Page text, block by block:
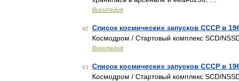
Википедия
92 Список космических запусков СССР в
Космодром / Стартовый комплекс SCD/
Википедия
93 Список космических запусков СССР в
Космодром / Стартовый комплекс SCD/